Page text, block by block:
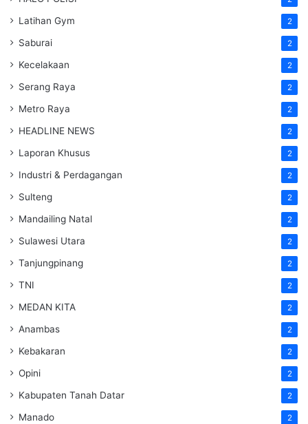
Latihan Gym 2
Saburai 2
Kecelakaan 2
Serang Raya 2
Metro Raya 2
HEADLINE NEWS 2
Laporan Khusus 2
Industri & Perdagangan 2
Sulteng 2
Mandailing Natal 2
Sulawesi Utara 2
Tanjungpinang 2
TNI 2
MEDAN KITA 2
Anambas 2
Kebakaran 2
Opini 2
Kabupaten Tanah Datar 2
Manado 2